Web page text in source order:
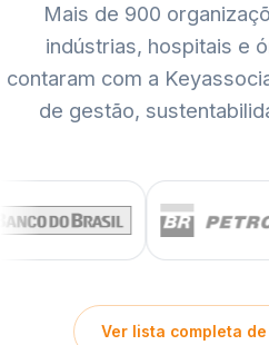
Mais de 900
indústrias, hospitais e
contaram com a
de gestão,
Ver lista completa de